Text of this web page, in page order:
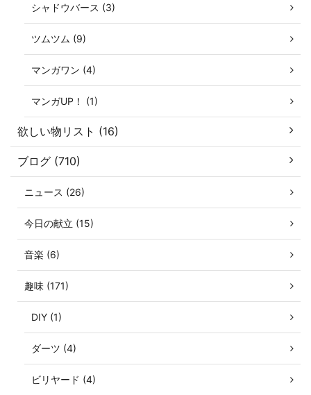
シャドウバース (3)
ツムツム (9)
マンガワン (4)
マンガUP！ (1)
欲しい物リスト (16)
ブログ (710)
ニュース (26)
今日の献立 (15)
音楽 (6)
趣味 (171)
DIY (1)
ダーツ (4)
ビリヤード (4)